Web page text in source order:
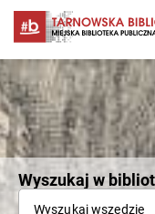
Wyszukaj w
Wyszukaj wszędzie